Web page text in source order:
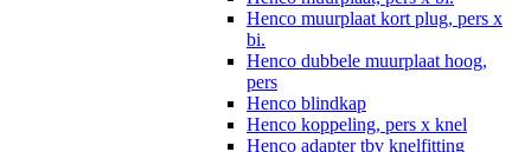
Henco muurplaat kort plug, pers x
bi.
Henco dubbele muurplaat hoog,
pers
Henco blindkap
Henco koppeling, pers x knel
Henco adapter tbv knelfitting